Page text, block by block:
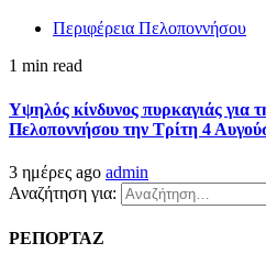
Περιφέρεια Πελοποννήσου
1 min read
Υψηλός κίνδυνος πυρκαγιάς για
Πελοποννήσου την Τρίτη 4
3 ημέρες ago admin
Αναζήτηση για:
ΡΕΠΟΡΤΑΖ